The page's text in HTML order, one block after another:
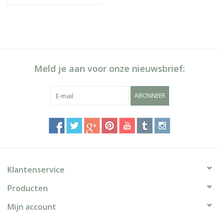
Meld je aan voor onze nieuwsbrief:
ABONNEER
Klantenservice
Producten
Mijn account